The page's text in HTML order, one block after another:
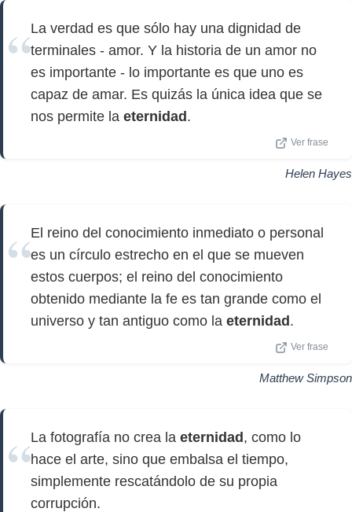
La verdad es que sólo hay una dignidad de
terminales - amor. Y la historia de un amor no
es importante - lo importante es que uno es
capaz de amar. Es quizás la única idea que se
nos permite la eternidad .
Ver frase
Helen Hayes
El reino del conocimiento inmediato o personal
es un círculo estrecho en el que se mueven
estos cuerpos; el reino del conocimiento
obtenido mediante la fe es tan grande como el
universo y tan antiguo como la eternidad .
Ver frase
Matthew Simpson
La fotografía no crea la eternidad , como lo
hace el arte, sino que embalsa el tiempo,
simplemente rescatándolo de su propia
corrupción.